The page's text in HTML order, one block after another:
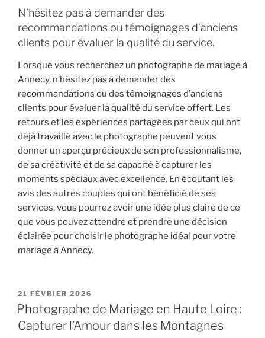
N’hésitez pas à demander des
recommandations ou témoignages d’anciens
clients pour évaluer la qualité du service.
Lorsque vous recherchez un photographe de mariage à
Annecy, n’hésitez pas à demander des
recommandations ou des témoignages d’anciens
clients pour évaluer la qualité du service offert. Les
retours et les expériences partagées par ceux qui ont
déjà travaillé avec le photographe peuvent vous
donner un aperçu précieux de son professionnalisme,
de sa créativité et de sa capacité à capturer les
moments spéciaux avec excellence. En écoutant les
avis des autres couples qui ont bénéficié de ses
services, vous pourrez avoir une idée plus claire de ce
que vous pouvez attendre et prendre une décision
éclairée pour choisir le photographe idéal pour votre
mariage à Annecy.
PUBLIÉ
LE
21 FÉVRIER 2026
Photographe de Mariage en Haute Loire :
Capturer l’Amour dans les Montagnes